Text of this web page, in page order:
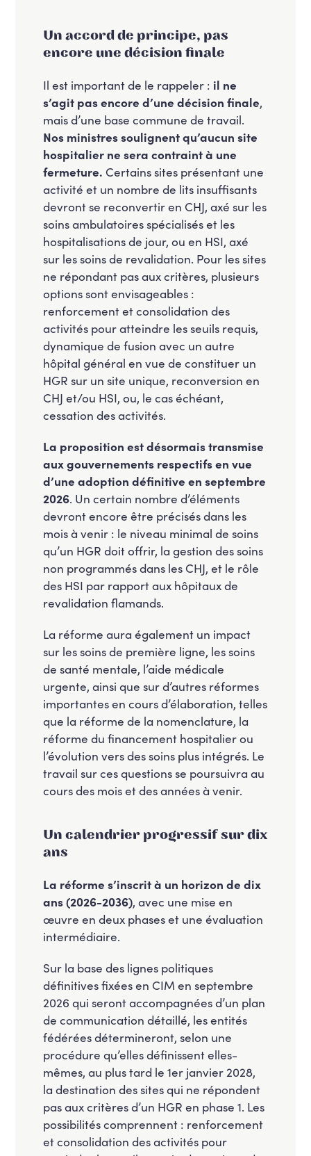
Un accord de principe, pas
encore une décision finale
Il est important de le rappeler : il ne
s’agit pas encore d’une décision finale,
mais d’une base commune de travail.
Nos ministres soulignent qu’aucun site
hospitalier ne sera contraint à une
fermeture. Certains sites présentant une
activité et un nombre de lits insuffisants
devront se reconvertir en CHJ, axé sur les
soins ambulatoires spécialisés et les
hospitalisations de jour, ou en HSI, axé
sur les soins de revalidation. Pour les sites
ne répondant pas aux critères, plusieurs
options sont envisageables :
renforcement et consolidation des
activités pour atteindre les seuils requis,
dynamique de fusion avec un autre
hôpital général en vue de constituer un
HGR sur un site unique, reconversion en
CHJ et/ou HSI, ou, le cas échéant,
cessation des activités.
La proposition est désormais transmise
aux gouvernements respectifs en vue
d’une adoption définitive en septembre
2026. Un certain nombre d’éléments
devront encore être précisés dans les
mois à venir : le niveau minimal de soins
qu’un HGR doit offrir, la gestion des soins
non programmés dans les CHJ, et le rôle
des HSI par rapport aux hôpitaux de
revalidation flamands.
La réforme aura également un impact
sur les soins de première ligne, les soins
de santé mentale, l’aide médicale
urgente, ainsi que sur d’autres réformes
importantes en cours d’élaboration, telles
que la réforme de la nomenclature, la
réforme du financement hospitalier ou
l’évolution vers des soins plus intégrés. Le
travail sur ces questions se poursuivra au
cours des mois et des années à venir.
Un calendrier progressif sur dix
ans
La réforme s’inscrit à un horizon de dix
ans (2026-2036), avec une mise en
œuvre en deux phases et une évaluation
intermédiaire.
Sur la base des lignes politiques
définitives fixées en CIM en septembre
2026 qui seront accompagnées d’un plan
de communication détaillé, les entités
fédérées détermineront, selon une
procédure qu’elles définissent elles-
mêmes, au plus tard le 1er janvier 2028,
la destination des sites qui ne répondent
pas aux critères d’un HGR en phase 1. Les
possibilités comprennent : renforcement
et consolidation des activités pour